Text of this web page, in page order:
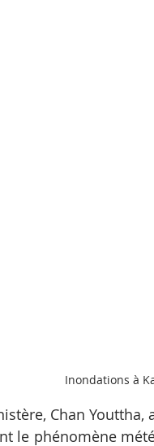
Inondations à
Chan Youttha,
le phénomène